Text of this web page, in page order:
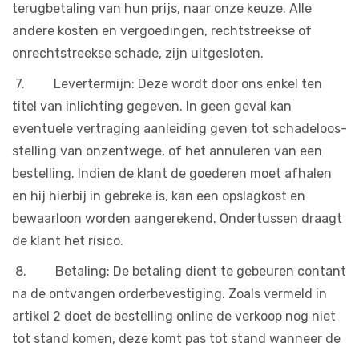
terugbetaling van hun prijs, naar onze keuze. Alle
andere kosten en vergoedingen, rechtstreekse of
onrechtstreekse schade, zijn uitgesloten.
7. Levertermijn: Deze wordt door ons enkel ten
titel van inlichting gegeven. In geen geval kan
eventuele vertraging aanleiding geven tot schadeloos-
stelling van onzentwege, of het annuleren van een
bestelling. Indien de klant de goederen moet afhalen
en hij hierbij in gebreke is, kan een opslagkost en
bewaarloon worden aangerekend. Ondertussen draagt
de klant het risico.
8. Betaling: De betaling dient te gebeuren contant
na de ontvangen orderbevestiging. Zoals vermeld in
artikel 2 doet de bestelling online de verkoop nog niet
tot stand komen, deze komt pas tot stand wanneer de